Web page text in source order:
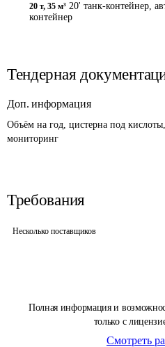
Полная информация и
только с
Смотреть
20 т, 35 м³ 20' танк-контейнер,
контейнер
Тендерная
Доп. информация
Объём на год, цистерна под
мониторинг
Требования
Несколько поставщиков